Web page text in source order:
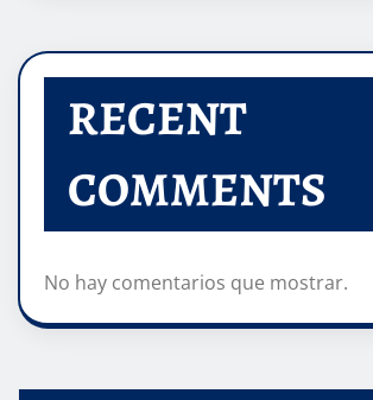
RECENT
COMMENTS
No hay comentarios que mostrar.